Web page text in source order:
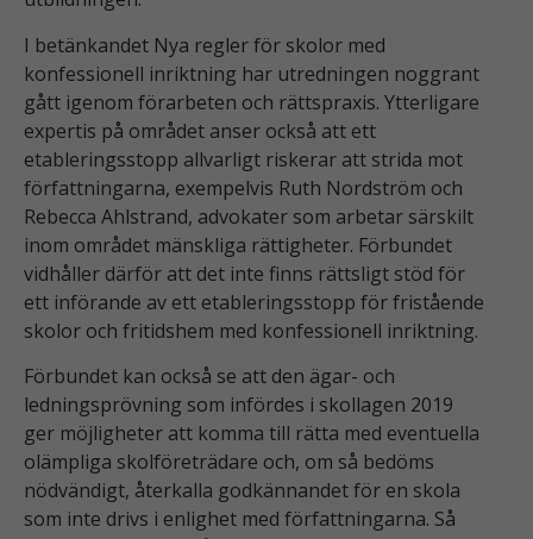
I betänkandet Nya regler för skolor med
konfessionell inriktning har utredningen noggrant
gått igenom förarbeten och rättspraxis. Ytterligare
expertis på området anser också att ett
etableringsstopp allvarligt riskerar att strida mot
författningarna, exempelvis Ruth Nordström och
Rebecca Ahlstrand, advokater som arbetar särskilt
inom området mänskliga rättigheter. Förbundet
vidhåller därför att det inte finns rättsligt stöd för
ett införande av ett etableringsstopp för fristående
skolor och fritidshem med konfessionell inriktning.
Förbundet kan också se att den ägar- och
ledningsprövning som infördes i skollagen 2019
ger möjligheter att komma till rätta med eventuella
olämpliga skolföreträdare och, om så bedöms
nödvändigt, återkalla godkännandet för en skola
som inte drivs i enlighet med författningarna. Så